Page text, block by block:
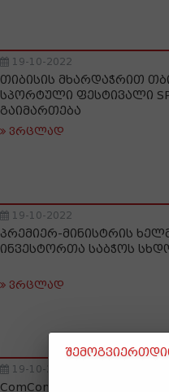
19-10-2022
თიბისის მხარდაჭრით
სპორტული ფესტივალი
გაიმართება
ვრცლად
19-10-2022
პრემიერ-მინისტრის
ინვესტორთა საბჭოს
ვრცლად
19-10-2022
ComCom-მა კონკურსის